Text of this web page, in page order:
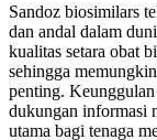
Sandoz biosimilars
dan andal dalam
kualitas setara obat
sehingga
penting.
dukungan informasi
utama bagi tenaga